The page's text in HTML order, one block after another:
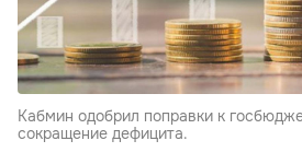
Кабмин одобрил поправки к
сокращение дефицита.